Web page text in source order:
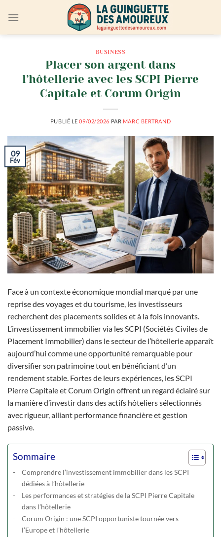
BUSINESS
Placer son argent dans
l’hôtellerie avec les SCPI Pierre
Capitale et Corum Origin
PUBLIÉ LE09/02/2026 PAR MARC BERTRAND
09
Fév
Face à un contexte économique mondial marqué par une
reprise des voyages et du tourisme, les investisseurs
recherchent des placements solides et à la fois innovants.
L’investissement immobilier via les SCPI (Sociétés Civiles de
Placement Immobilier) dans le secteur de l’hôtellerie apparaît
aujourd’hui comme une opportunité remarquable pour
diversifier son patrimoine tout en bénéficiant d’un
rendement stable. Fortes de leurs expériences, les SCPI
Pierre Capitale et Corum Origin offrent un regard éclairé sur
la manière d’investir dans des actifs hôteliers sélectionnés
avec rigueur, alliant performance financière et gestion
passive.
Sommaire
Comprendre l’investissement immobilier dans les SCPI
dédiées à l’hôtellerie
Les performances et stratégies de la SCPI Pierre Capitale
dans l’hôtellerie
Corum Origin : une SCPI opportuniste tournée vers
l’Europe et l’hôtellerie